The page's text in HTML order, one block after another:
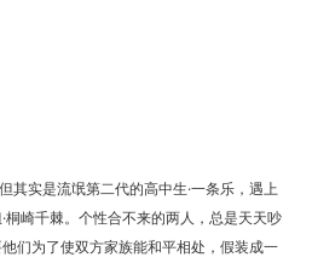
其实是流氓第二代的高中生·一条乐，遇上
桐崎千棘。个性合不来的两人，总是天天吵
们为了使双方家族能和平相处，假装成一